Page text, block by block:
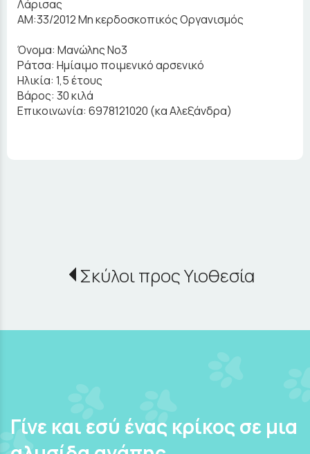
Λάρισας
ΑΜ:33/2012 Μη κερδοσκοπικός Οργανισμός
Όνομα: Μανώλης Νο3
Ράτσα: Ημίαιμo ποιμενικό αρσενικό
Ηλικία: 1,5 έτους
Βάρος: 30 κιλά
Επικοινωνία: 6978121020 (κα Αλεξάνδρα)
Σκύλοι προς Υιοθεσία
Γίνε και εσύ ένας κρίκος σε μια